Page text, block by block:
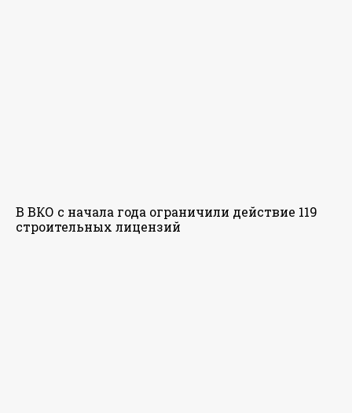
В ВКО с начала года ограничили действие 119
строительных лицензий